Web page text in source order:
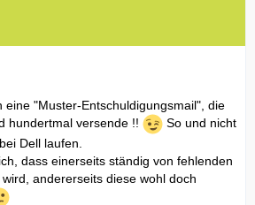
eine "Muster-Entschuldigungsmail", die
hundertmal versende !!
So und nicht
Dell laufen.
dass einerseits ständig von fehlenden
andererseits diese wohl doch